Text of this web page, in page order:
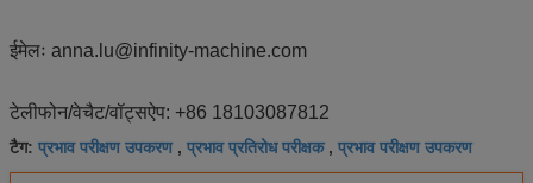
ईमेलः anna.lu@infinity-machine.com
टेलीफोन/वेचैट/वॉट्सऐप: +86 18103087812
टैग: प्रभाव परीक्षण उपकरण , प्रभाव प्रतिरोध परीक्षक, प्रभाव परीक्षण उपकरण